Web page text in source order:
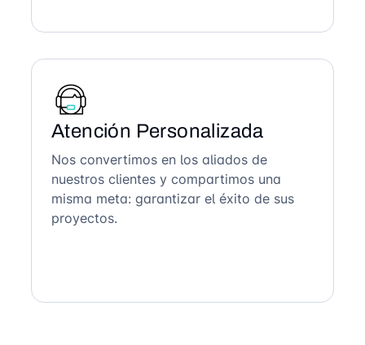
Atención Personalizada
Nos convertimos en los aliados de
nuestros clientes y compartimos una
misma meta: garantizar el éxito de sus
proyectos.